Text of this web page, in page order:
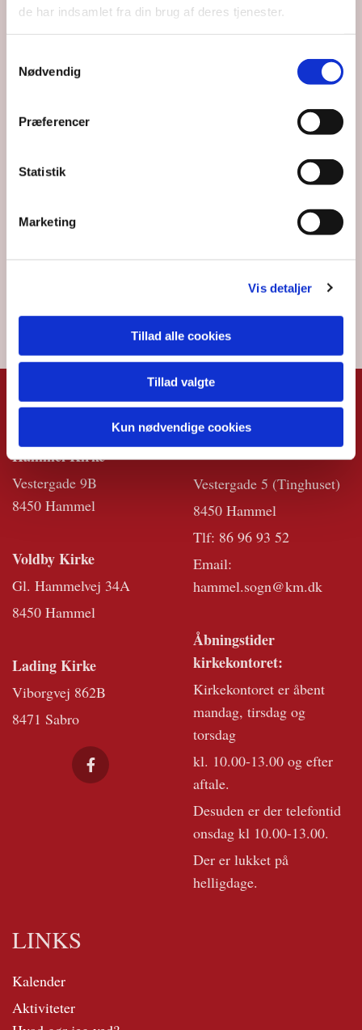
de har indsamlet fra din brug af deres tjenester.
Nødvendig
Præferencer
Statistik
Marketing
Vis detaljer
Tillad alle cookies
Tillad valgte
Kun nødvendige cookies
KIRKERNE
Hammel Kirke
Vestergade 9B
8450 Hammel
Voldby Kirke
Gl. Hammelvej 34A
8450 Hammel
Lading Kirke
Viborgvej 862B
8471 Sabro
KIRKEKONTO
RET
Vestergade 5 (Tinghuset)
8450 Hammel
Tlf: 86 96 93 52
Email:
hammel.sogn@km.dk
Åbningstider
kirkekontoret:
Kirkekontoret er åbent
mandag, tirsdag og
torsdag
kl. 10.00-13.00 og efter
aftale.
Desuden er der telefontid
onsdag kl 10.00-13.00.
Der er lukket på
helligdage.
LINKS
Kalender
Aktiviteter